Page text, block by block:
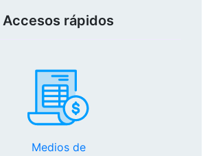
Accesos rápidos
Medios de